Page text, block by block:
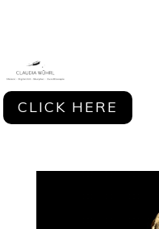
CLICK HERE